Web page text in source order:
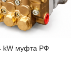
kW муфта РФ